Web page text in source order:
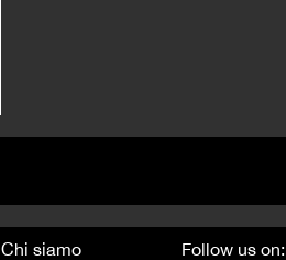
Chi siamo
Follow us on: